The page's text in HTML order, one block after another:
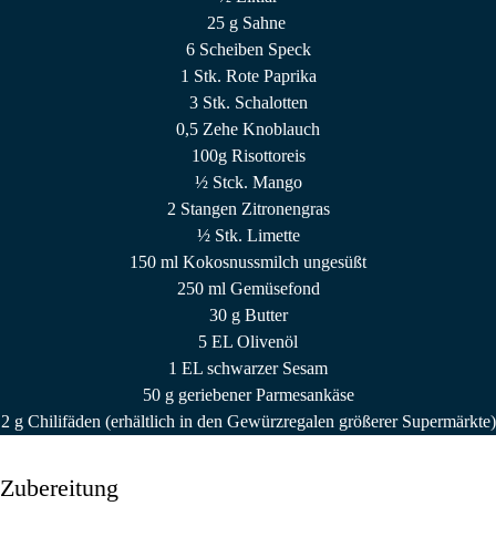
25 g Sahne
6 Scheiben Speck
1 Stk. Rote Paprika
3 Stk. Schalotten
0,5 Zehe Knoblauch
100g Risottoreis
½ Stck. Mango
2 Stangen Zitronengras
½ Stk. Limette
150 ml Kokosnussmilch ungesüßt
250 ml Gemüsefond
30 g Butter
5 EL Olivenöl
1 EL schwarzer Sesam
50 g geriebener Parmesankäse
2 g Chilifäden (erhältlich in den Gewürzregalen größerer Supermärkte)
Zubereitung